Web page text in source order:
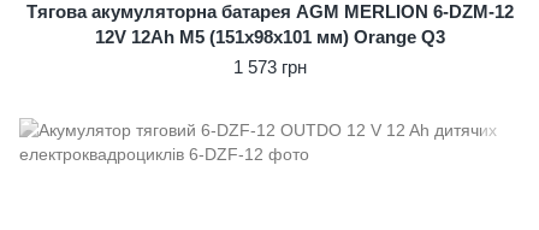
Тягова акумуляторна батарея AGM MERLION 6-DZM-12
12V 12Ah M5 (151х98х101 мм) Orange Q3
1 573 грн